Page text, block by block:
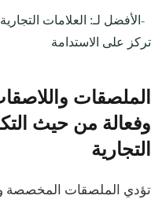
- الأفضل لـ: العلامات
تركز على الاستدامة
الملصقات
وفعالة من حيث
التجارية
تؤدي الملصقات المخصصة